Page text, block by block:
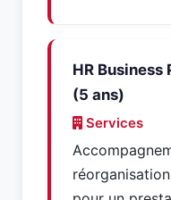
HR
(5 ans)
Services